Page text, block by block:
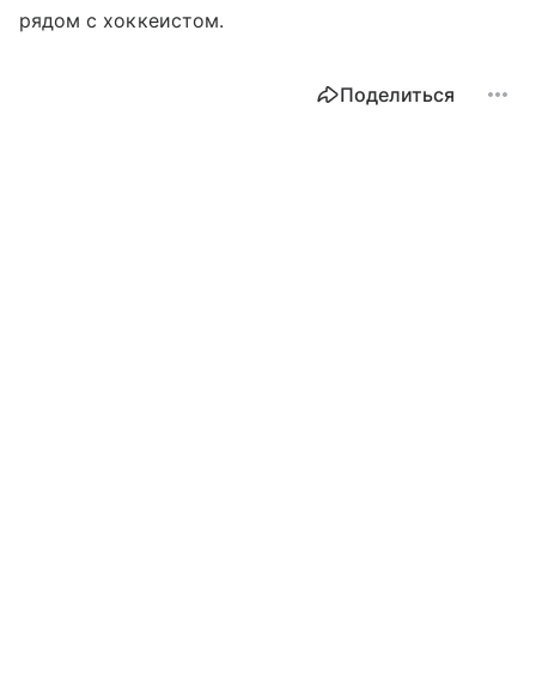
рядом с хоккеистом.
Поделиться